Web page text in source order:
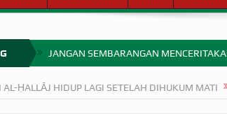
JANGAN SEMBARANGAN
AL-ḤALLĀJ HIDUP LAGI SETELAH DIHUKUM MATI